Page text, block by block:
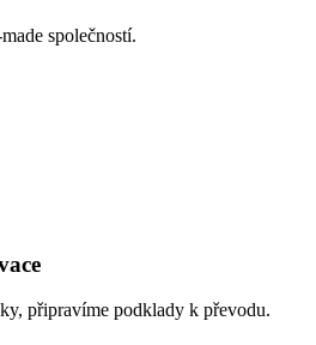
společností.
připravíme podklady k převodu.